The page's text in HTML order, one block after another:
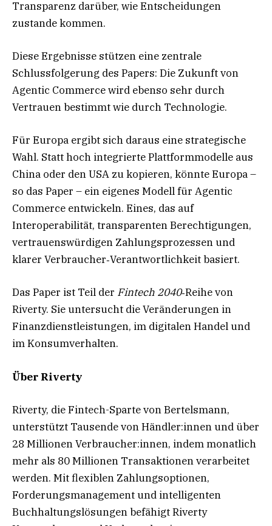
Transparenz darüber, wie Entscheidungen
zustande kommen.
Diese Ergebnisse stützen eine zentrale
Schlussfolgerung des Papers: Die Zukunft von
Agentic Commerce wird ebenso sehr durch
Vertrauen bestimmt wie durch Technologie.
Für Europa ergibt sich daraus eine strategische
Wahl. Statt hoch integrierte Plattformmodelle aus
China oder den USA zu kopieren, könnte Europa –
so das Paper – ein eigenes Modell für Agentic
Commerce entwickeln. Eines, das auf
Interoperabilität, transparenten Berechtigungen,
vertrauenswürdigen Zahlungsprozessen und
klarer Verbraucher‑Verantwortlichkeit basiert.
Das Paper ist Teil der Fintech 2040‑Reihe von
Riverty. Sie untersucht die Veränderungen in
Finanzdienstleistungen, im digitalen Handel und
im Konsumverhalten.
Über Riverty
Riverty, die Fintech-Sparte von Bertelsmann,
unterstützt Tausende von Händler:innen und über
28 Millionen Verbraucher:innen, indem monatlich
mehr als 80 Millionen Transaktionen verarbeitet
werden. Mit flexiblen Zahlungsoptionen,
Forderungsmanagement und intelligenten
Buchhaltungslösungen befähigt Riverty